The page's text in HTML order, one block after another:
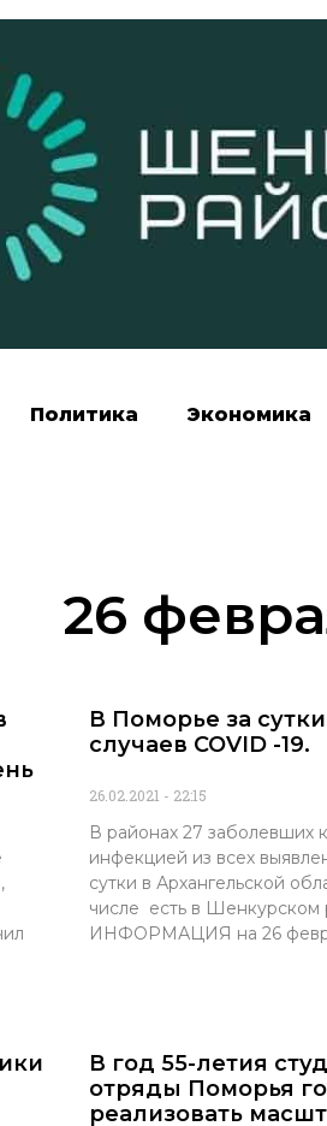
Политика Экономика
26
В Поморье за
случаев COVID -19.
26.02.2021 22:15
В районах 27 заболевших
инфекцией из всех
сутки в Архангельской
числе есть в Шенкурском
ИНФОРМАЦИЯ на 26
В год 55-летия
отряды Поморья
реализовать